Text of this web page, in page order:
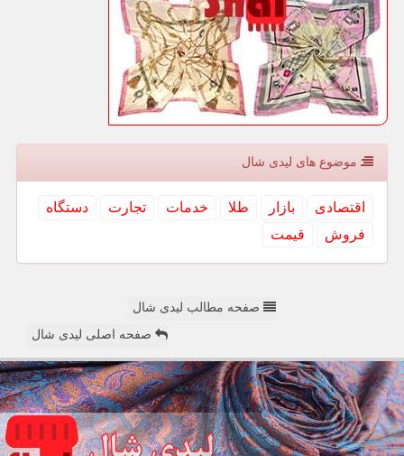
موضوع های لیدی شال
اقتصادی بازار طلا خدمات تجارت
دستگاه
فروش
قیمت
صفحه مطالب لیدی شال
صفحه اصلی لیدی شال